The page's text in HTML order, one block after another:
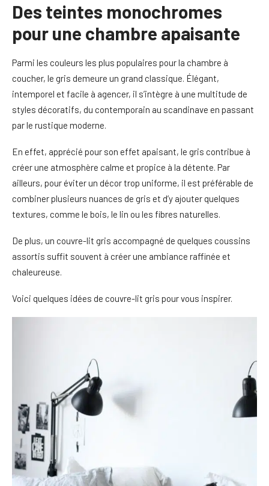
Des teintes monochromes
pour une chambre apaisante
Parmi les couleurs les plus populaires pour la chambre à
coucher, le gris demeure un grand classique. Élégant,
intemporel et facile à agencer, il s’intègre à une multitude de
styles décoratifs, du contemporain au scandinave en passant
par le rustique moderne.
En effet, apprécié pour son effet apaisant, le gris contribue à
créer une atmosphère calme et propice à la détente. Par
ailleurs, pour éviter un décor trop uniforme, il est préférable de
combiner plusieurs nuances de gris et d’y ajouter quelques
textures, comme le bois, le lin ou les fibres naturelles.
De plus, un couvre-lit gris accompagné de quelques coussins
assortis suffit souvent à créer une ambiance raffinée et
chaleureuse.
Voici quelques idées de couvre-lit gris pour vous inspirer.